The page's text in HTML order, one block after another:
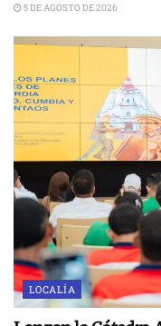
5 DE AGOSTO DE 2026
LOCALÍA